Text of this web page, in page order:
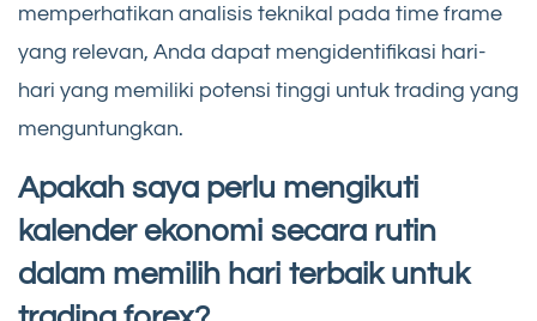
memperhatikan analisis teknikal pada time frame
yang relevan, Anda dapat mengidentifikasi hari-
hari yang memiliki potensi tinggi untuk trading yang
menguntungkan.
Apakah saya perlu mengikuti
kalender ekonomi secara rutin
dalam memilih hari terbaik untuk